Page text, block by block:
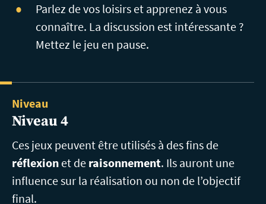
Parlez de vos loisirs et apprenez à vous
connaître. La discussion est intéressante ?
Mettez le jeu en pause.
Niveau
Niveau 4
Ces jeux peuvent être utilisés à des fins de
réflexion et de raisonnement. Ils auront une
influence sur la réalisation ou non de l’objectif
final.